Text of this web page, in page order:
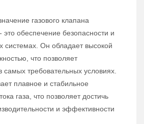
газового клапана
обеспечение безопасности и
системах. Он обладает высокой
что позволяет
самых требовательных условиях.
плавное и стабильное
газа, что позволяет достичь
и эффективности